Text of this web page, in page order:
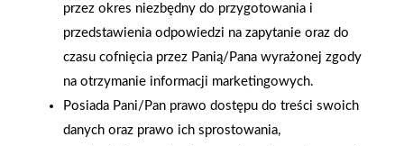
przez okres niezbędny do przygotowania i
przedstawienia odpowiedzi na zapytanie oraz do
czasu cofnięcia przez Panią/Pana wyrażonej zgody
na otrzymanie informacji marketingowych.
Posiada Pani/Pan prawo dostępu do treści swoich
danych oraz prawo ich sprostowania,